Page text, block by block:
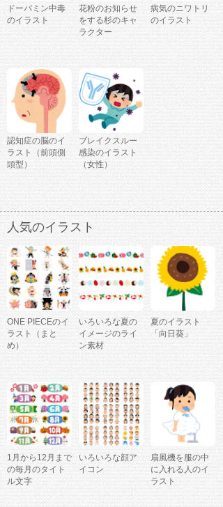
ドーパミン中毒
のイラスト
花粉のお知らせ
をする杉のキャ
ラクター
病気のニワトリ
のイラスト
認知症の脳のイ
ラスト（前頭側
頭型）
ブレイクスルー
感染のイラスト
（女性）
人気のイラスト
ONE PIECEのイ
ラスト（まと
め）
いろいろな夏の
イメージのライ
ン素材
夏のイラスト
「向日葵」
1月から12月まで
の毎月のタイト
ル文字
いろいろな顔ア
イコン
扇風機を服の中
に入れる人のイ
ラスト